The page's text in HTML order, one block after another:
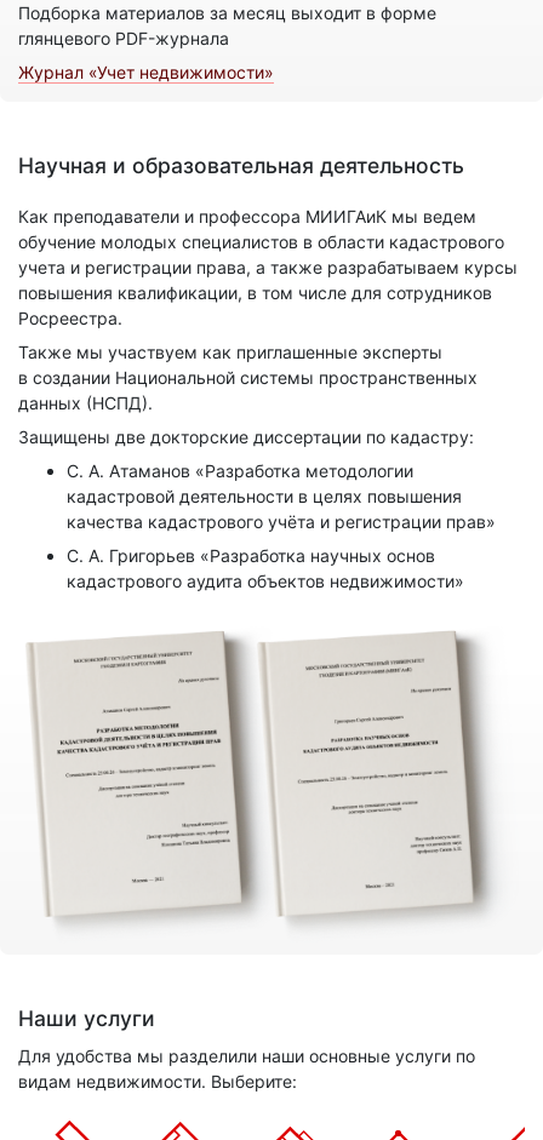
Подборка материалов за месяц выходит в форме
глянцевого PDF-журнала
Журнал «Учет недвижимости»
Научная и образовательная деятельность
Как преподаватели и профессора МИИГАиК мы ведем
обучение молодых специалистов в области кадастрового
учета и регистрации права, а также разрабатываем курсы
повышения квалификации, в том числе для сотрудников
Росреестра.
Также мы участвуем как приглашенные эксперты
в создании Национальной системы пространственных
данных (НСПД).
Защищены две докторские диссертации по кадастру:
С. А. Атаманов «Разработка методологии
кадастровой деятельности в целях повышения
качества кадастрового учёта и регистрации прав»
С. А. Григорьев «Разработка научных основ
кадастрового аудита объектов недвижимости»
Наши услуги
Для удобства мы разделили наши основные услуги по
видам недвижимости. Выберите: